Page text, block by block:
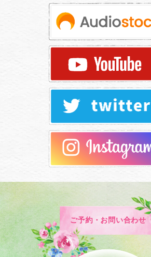
ご予約・お問い合わせ